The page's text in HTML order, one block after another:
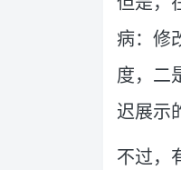
病：修
度，二
迟展示
不过，